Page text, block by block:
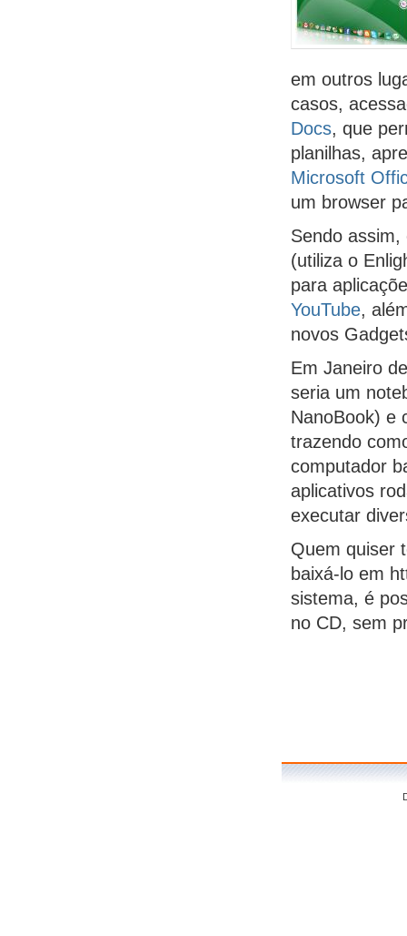
em outros
casos,
Docs, que
planilhas,
Microsoft
um browser
Sendo
(utiliza o
para
YouTube,
novos
Em Janeiro
seria um
NanoBook) e
trazendo
computador
aplicativos
executar
Quem quiser
baixá-lo em
sistema, é
no CD, sem